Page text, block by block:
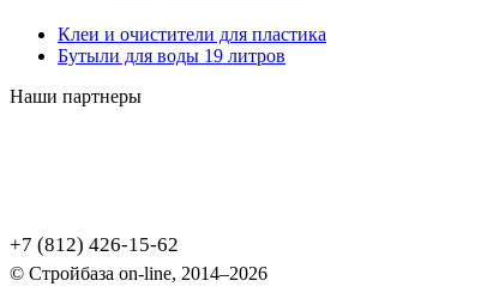
Клеи и очистители для пластика
Бутыли для воды 19 литров
Наши партнеры
+7 (812) 426-15-62
© Стройбаза on-line, 2014–2026